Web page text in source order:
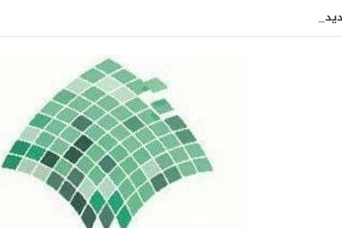
من ارتفاع أسعار الغذاء